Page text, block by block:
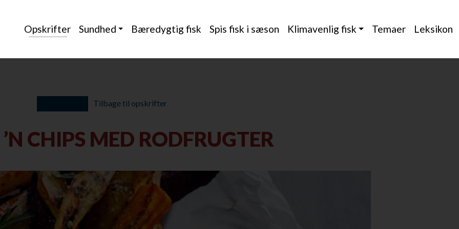
Opskrifter Sundhed Bæredygtig fisk Spis fisk i sæson Klimavenlig fisk Temaer Leksikon
Tilbage til opskrifter
CHIPS MED RODFRUGTER